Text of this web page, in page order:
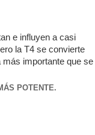
e influyen a casi
la T4 se convierte
más importante que se
POTENTE.